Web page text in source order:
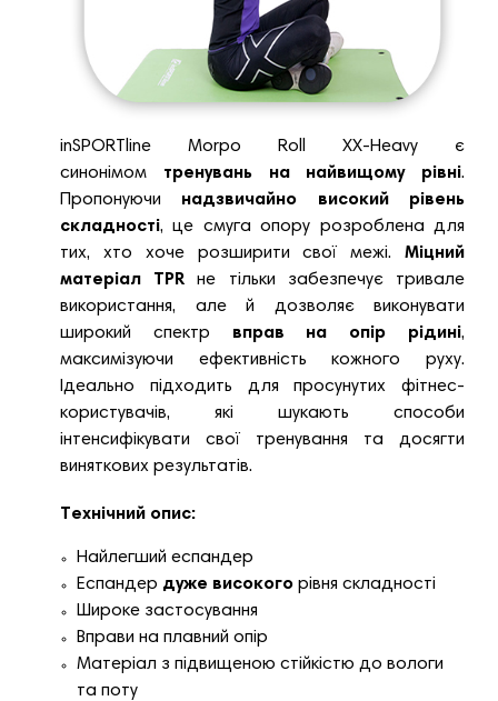
inSPORTline Morpo Roll XX-Heavy є
синонімом тренувань на найвищому рівні.
Пропонуючи надзвичайно високий рівень
складності, це смуга опору розроблена для
тих, хто хоче розширити свої межі. Міцний
матеріал TPR не тільки забезпечує тривале
використання, але й дозволяє виконувати
широкий спектр вправ на опір рідині,
максимізуючи ефективність кожного руху.
Ідеально підходить для просунутих фітнес-
користувачів, які шукають способи
інтенсифікувати свої тренування та досягти
виняткових результатів.
Технічний опис:
Найлегший еспандер
Еспандер дуже високого рівня складності
Широке застосування
Вправи на плавний опір
Матеріал з підвищеною стійкістю до вологи
та поту